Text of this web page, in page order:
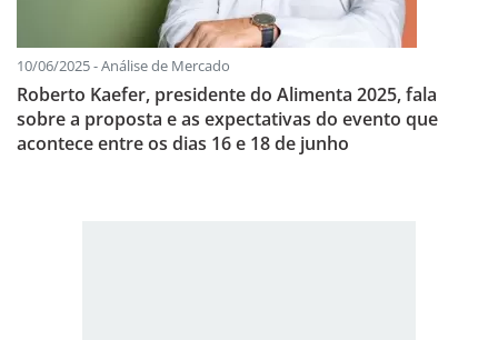
10/06/2025 - Análise de Mercado
Roberto Kaefer, presidente do Alimenta 2025, fala
sobre a proposta e as expectativas do evento que
acontece entre os dias 16 e 18 de junho